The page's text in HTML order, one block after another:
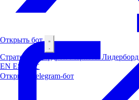
Открыть бот
Стратегии Лидерборд
EN ES
中文
Открыть Telegram-бот